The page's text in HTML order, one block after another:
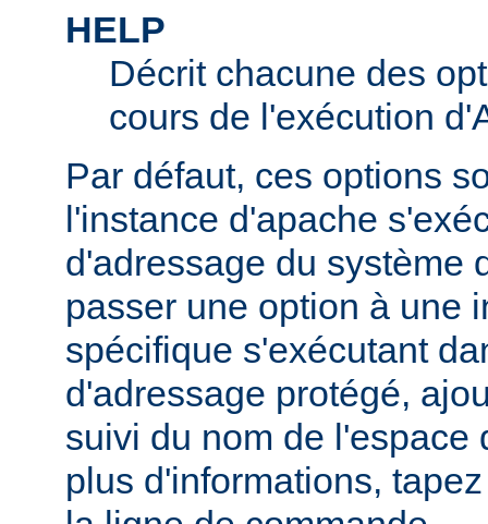
HELP
Décrit chacune des
cours de l'exécution
Par défaut, ces options
l'instance d'apache
d'adressage du système
passer une option à une
spécifique s'exécutant
d'adressage protégé,
suivi du nom de l'espace
plus d'informations,